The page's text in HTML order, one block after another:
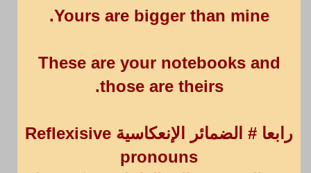
Yours are bigger than mine.
These are your notebooks and
those are theirs.
رابعا # الضمائر الإنعكاسية Reflexisive
pronouns